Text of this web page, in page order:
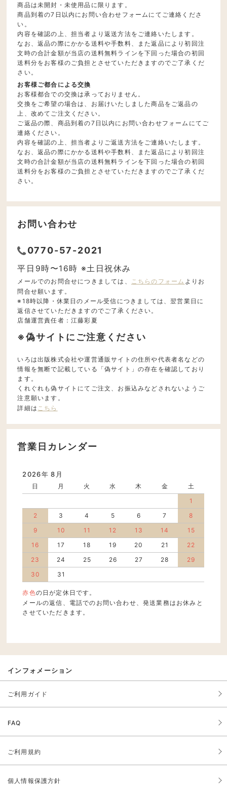
商品は未開封・未使用品に限ります。
商品到着の7日以内にお問い合わせフォームにてご連絡くださ
い。
内容を確認の上、担当者より返送方法をご連絡いたします。
なお、返品の際にかかる送料や手数料、また返品により初回注
文時の合計金額が当店の送料無料ラインを下回った場合の初回
送料分をお客様のご負担とさせていただきますのでご了承くだ
さい。
お客様ご都合による交換
お客様都合での交換は承っておりません。
交換をご希望の場合は、お届けいたしました商品をご返品の
上、改めてご注文ください。
ご返品の際、商品到着の7日以内にお問い合わせフォームにてご
連絡ください。
内容を確認の上、担当者よりご返送方法をご連絡いたします。
なお、返品の際にかかる送料や手数料、また返品により初回注
文時の合計金額が当店の送料無料ラインを下回った場合の初回
送料分をお客様のご負担とさせていただきますのでご了承くだ
さい。
お問い合わせ
0770-57-2021
平日9時〜16時 ※土日祝休み
メールでのお問合せにつきましては、 こちらのフォーム よりお
問合せ願います。
※18時以降・休業日のメール受信につきましては、翌営業日に
返信させていただきますのでご了承ください。
店舗運営責任者：江藤彩夏
※偽サイトにご注意ください
いろは出版株式会社や運営通販サイトの住所や代表者名などの
情報を無断で記載している「偽サイト」の存在を確認しており
ます。
くれぐれも偽サイトにてご注文、お振込みなどされないようご
注意願います。
詳細は こちら
営業日カレンダー
2026年 8月
日 月 火 水 木 金
土
1
2
3 4 5 6 7
8
9
10 11 12 13 14
15
16
17 18 19 20 21
22
23
24 25 26 27 28
29
30
31
赤色の日が定休日です。
メールの返信、電話でのお問い合わせ、発送業務はお休みと
させていただきます。
インフォメーション
ご利用ガイド
FAQ
ご利用規約
個人情報保護方針